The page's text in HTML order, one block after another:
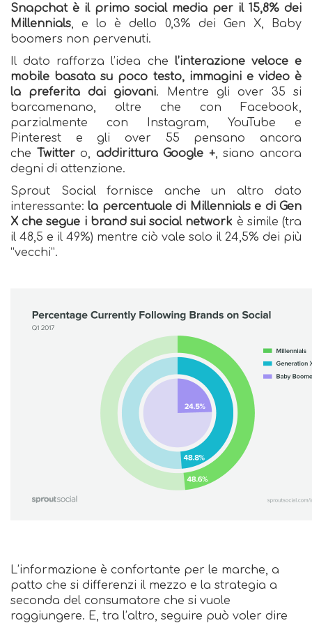
Snapchat è il primo social media per il 15,8% dei
Millennials, e lo è dello 0,3% dei Gen X, Baby
boomers non pervenuti.
Il dato rafforza l’idea che l’interazione veloce e
mobile basata su poco testo, immagini e video è
la preferita dai giovani. Mentre gli over 35 si
barcamenano, oltre che con Facebook,
parzialmente con Instagram, YouTube e
Pinterest e gli over 55 pensano ancora
che Twittero, addirittura Google +, siano ancora
degni di attenzione.
Sprout Social fornisce anche un altro dato
interessante:la percentuale di Millennials e di Gen
X che segue i brand sui social network è simile (tra
il 48,5 e il 49%) mentre ciò vale solo il 24,5% dei più
“vecchi”.
L’informazione è confortante per le marche, a
patto che si differenzi il mezzo e la strategia a
seconda del consumatore che si vuole
raggiungere. E, tra l’altro, seguire può voler dire